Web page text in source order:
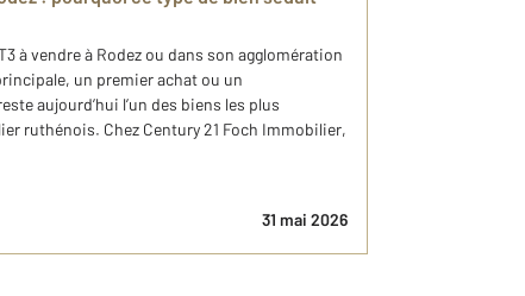
à vendre à Rodez ou dans son agglomération
un premier achat ou un
aujourd’hui l’un des biens les plus
ruthénois. Chez Century 21 Foch Immobilier,
31 mai 2026